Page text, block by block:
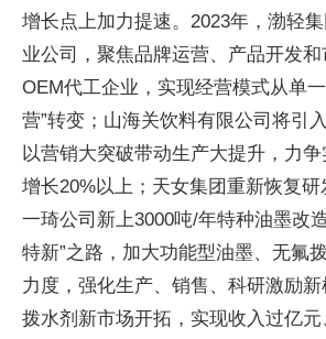
增长点上加力提速。2023年，渤轻
业公司，聚焦品牌运营、产品开发
OEM代工企业，实现经营模式从单
营”转变；山海关饮料有限公司将引
以营销大突破带动生产大提升，力
增长20%以上；天女集团重新恢复
一琦公司新上3000吨/年特种油墨改
特新”之路，加大功能型油墨、无氟
力度，强化生产、销售、科研激励新
拨水剂新市场开拓，实现收入过亿元